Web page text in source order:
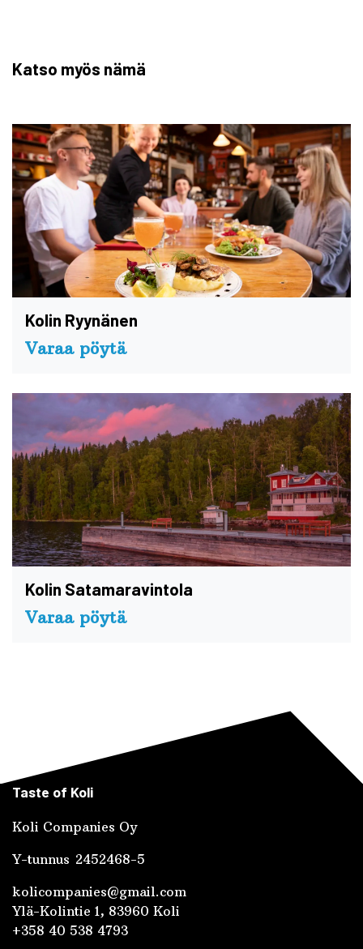
Katso myös nämä
Kolin Ryynänen
Varaa pöytä
Kolin Satamaravintola
Varaa pöytä
Taste of Koli
Koli Companies Oy
Y-tunnus 2452468-5
kolicompanies@gmail.com
Ylä-Kolintie 1, 83960 Koli
+358 40 538 4793